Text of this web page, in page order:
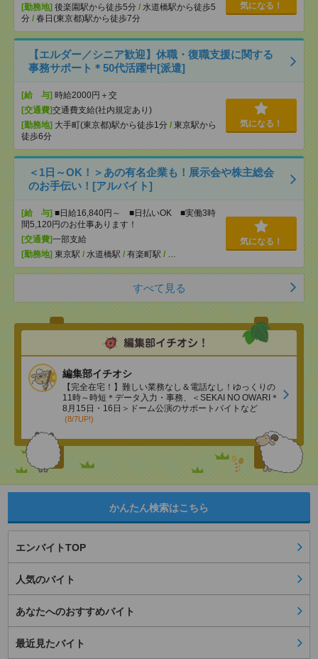
[勤務地] 後楽園駅から徒歩5分 / 水道橋駅から徒歩5
分 / 春日(東京都)駅から徒歩7分
気になる！
【エルダー／シニア歓迎】休職・復職支援に関する
事務サポート＊50代活躍中[派遣]
[給 与] 時給2000円＋交
[交通費]交通費支給(社内規定あり)
[勤務地] 大手町(東京都)駅から徒歩1分 / 東京駅から
徒歩6分
気になる！
＜1日～OK！＞あの有名企業も！展示会や株主総会
のお手伝い！[アルバイト]
[給 与] ■日給16,840円～ ■日払いOK ■実働3時
間5,120円のお仕事あります！
[交通費]一部支給
[勤務地] 東京駅 / 水道橋駅 / 有楽町駅 / …
気になる！
すべて見る
編集部イチオシ
【完全在宅！】難しい業務なし＆電話なし！ゆっくりの
11時～時短＊データ入力・事務、＜SEKAI NO OWARI＊
8月15日・16日＞ドーム公演のサポートバイトなど
(8/7UP!)
かんたん検索はこちら
エンバイトTOP
人気のバイト
あなたへのおすすめバイト
最近見たバイト